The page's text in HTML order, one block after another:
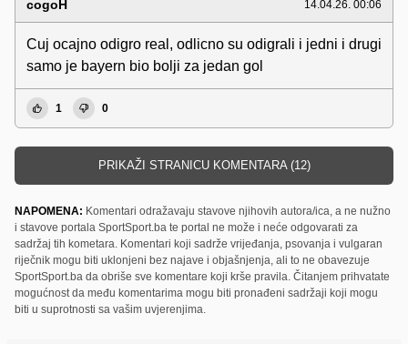
cogoH 14.04.26. 00:06
Cuj ocajno odigro real, odlicno su odigrali i jedni i drugi
samo je bayern bio bolji za jedan gol
1 0
PRIKAŽI STRANICU KOMENTARA (12)
NAPOMENA: Komentari odražavaju stavove njihovih autora/ica, a ne nužno
i stavove portala SportSport.ba te portal ne može i neće odgovarati za
sadržaj tih kometara. Komentari koji sadrže vrijeđanja, psovanja i vulgaran
riječnik mogu biti uklonjeni bez najave i objašnjenja, ali to ne obavezuje
SportSport.ba da obriše sve komentare koji krše pravila. Čitanjem prihvatate
mogućnost da među komentarima mogu biti pronađeni sadržaji koji mogu
biti u suprotnosti sa vašim uvjerenjima.